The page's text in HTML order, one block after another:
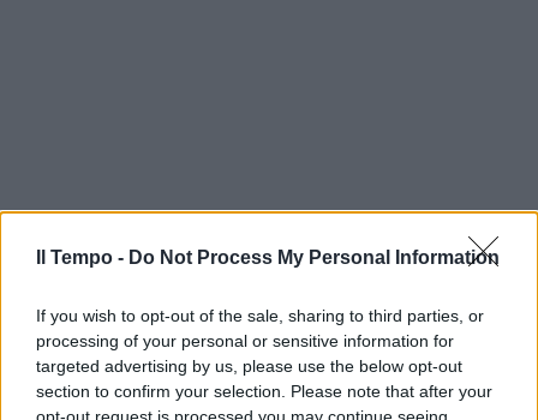
Il Tempo - Do Not Process My Personal Information
If you wish to opt-out of the sale, sharing to third parties, or
processing of your personal or sensitive information for
targeted advertising by us, please use the below opt-out
section to confirm your selection. Please note that after your
opt-out request is processed you may continue seeing